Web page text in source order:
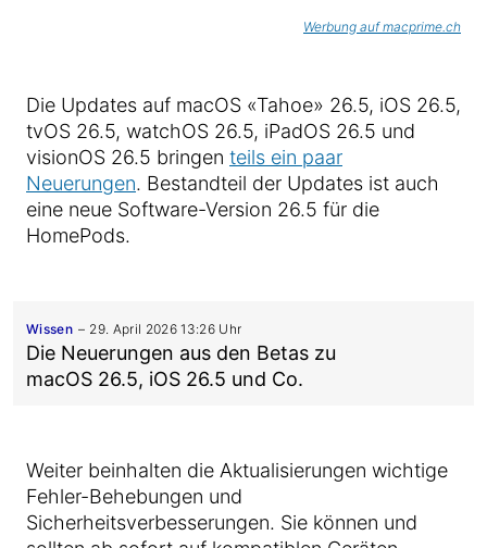
Werbung auf macprime.ch
Die Updates auf macOS «Tahoe» 26.5, iOS 26.5,
tvOS 26.5, watchOS 26.5, iPadOS 26.5 und
visionOS 26.5 bringen teils ein paar
Neuerungen. Bestandteil der Updates ist auch
eine neue Software-Version 26.5 für die
HomePods.
Wissen 29. April 2026 13:26 Uhr
Die Neuerungen aus den Betas zu
macOS 26.5, iOS 26.5 und Co.
Weiter beinhalten die Aktualisierungen wichtige
Fehler-Behebungen und
Sicherheitsverbesserungen. Sie können und